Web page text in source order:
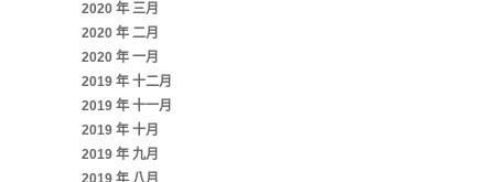
2020 年 三月
2020 年 二月
2020 年 一月
2019 年 十二月
2019 年 十一月
2019 年 十月
2019 年 九月
2019 年 八月